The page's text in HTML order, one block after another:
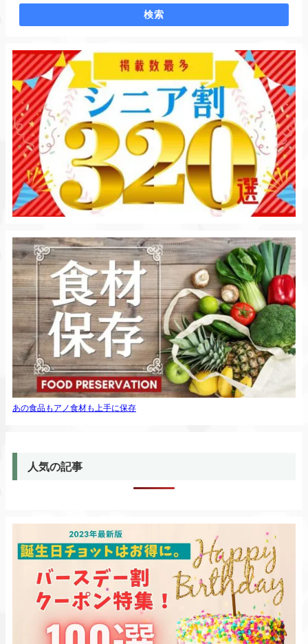
検索
あの食品もアノ食材も上手に保存
人気の記事